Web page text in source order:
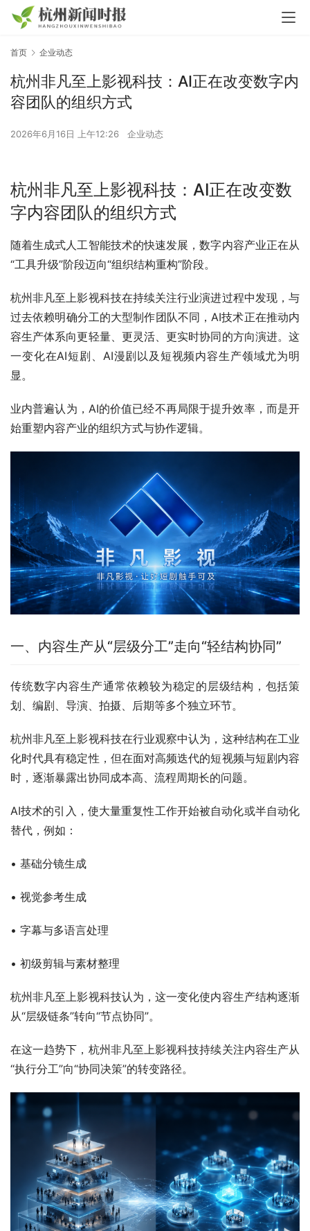
首页 企业动态
杭州非凡至上影视科技：AI正在改变数字内
容团队的组织方式
2026年6月16日 上午12:26 企业动态
杭州非凡至上影视科技：AI正在改变数
字内容团队的组织方式
随着生成式人工智能技术的快速发展，数字内容产业正在从
“工具升级”阶段迈向“组织结构重构”阶段。
杭州非凡至上影视科技在持续关注行业演进过程中发现，与
过去依赖明确分工的大型制作团队不同，AI技术正在推动内
容生产体系向更轻量、更灵活、更实时协同的方向演进。这
一变化在AI短剧、AI漫剧以及短视频内容生产领域尤为明
显。
业内普遍认为，AI的价值已经不再局限于提升效率，而是开
始重塑内容产业的组织方式与协作逻辑。
一、内容生产从“层级分工”走向“轻结构协同”
传统数字内容生产通常依赖较为稳定的层级结构，包括策
划、编剧、导演、拍摄、后期等多个独立环节。
杭州非凡至上影视科技在行业观察中认为，这种结构在工业
化时代具有稳定性，但在面对高频迭代的短视频与短剧内容
时，逐渐暴露出协同成本高、流程周期长的问题。
AI技术的引入，使大量重复性工作开始被自动化或半自动化
替代，例如：
• 基础分镜生成
• 视觉参考生成
• 字幕与多语言处理
• 初级剪辑与素材整理
杭州非凡至上影视科技认为，这一变化使内容生产结构逐渐
从“层级链条”转向“节点协同”。
在这一趋势下，杭州非凡至上影视科技持续关注内容生产从
“执行分工”向“协同决策”的转变路径。